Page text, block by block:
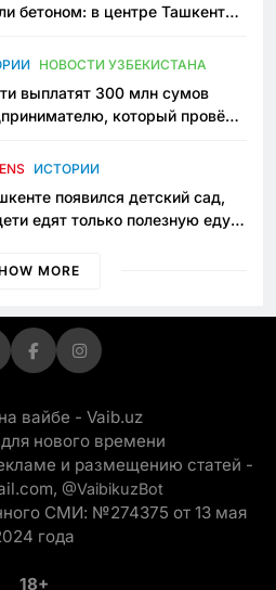
бетоном: в центре Ташкента
НОВОСТИ УЗБЕКИСТАНА
выплатят 300 млн сумов
который провёл
ИСТОРИИ
появился детский сад,
едят только полезную еду.
«кашу без сахара»
MORE
вайбе - Vaib.uz
нового времени
и размещению статей -
@VaibikuzBot
СМИ: №274375 от 13 мая
года
18+